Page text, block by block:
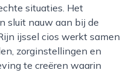
situaties. Het
sluit nauw aan bij de
ijssel cios werkt samen
zorginstellingen en
te creëren waarin